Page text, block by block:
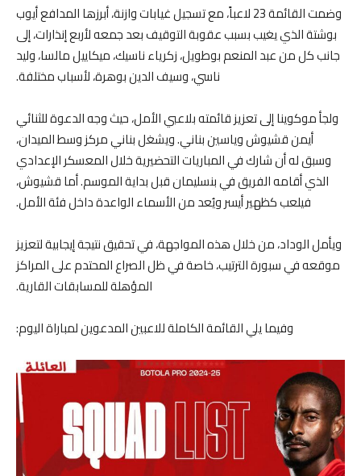
وضمت القائمة 23 لاعباً، مع تسجيل غيابات وازنة، أبرزها المدافع أيوب
بوشتة الذي يغيب بسبب عقوبة التوقيف بعد جمعه لأربع إنذارات، إلى
جانب كل من عبد المنعم بوطويل، زكرياء ناسيك، ميكاييل مالسا، وليد
ناسي، وسيف الدين بوهرة، لأسباب مختلفة.
ولجأ موكوينا إلى تعزيز قائمته بلاعبي الأمل، حيث وجه الدعوة للثنائي
أيمن قشيوش وياسين بناني. ويشغل بناني مركز وسط الميدان،
وسبق له أن شارك في المباريات التحضيرية خلال المعسكر الإعدادي
الذي أقامه الفريق في بنسليمان قبل بداية الموسم. أما قشيوش،
فيلعب كظهير أيسر ويُعد من الأسماء الواعدة داخل فئة الأمل.
ويأمل الوداد، من خلال هذه المواجهة، في تحقيق نتيجة إيجابية لتعزيز
موقعه في سبورة الترتيب، خاصة في ظل الصراع المحتدم على المراكز
المؤهلة للمسابقات القارية.
وفيما يلي القائمة الكاملة للاعبين المدعوين لمباراة اليوم: